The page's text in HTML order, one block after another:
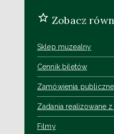
Zobacz
Sklep muzealny
Cennik biletów
Zamówienia publiczne
Zadania realizowane
Filmy